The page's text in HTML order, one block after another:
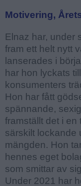
Motivering,
Elnaz har, under
fram ett helt nytt
lanserades i
har hon lyckats
konsumenters
Hon har fått
spännande,
framställt det i
särskilt lockande
mängden. Hon
hennes eget
som smittar av
Under 2021 har